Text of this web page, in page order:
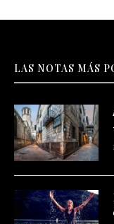
LAS NOTAS MÁS